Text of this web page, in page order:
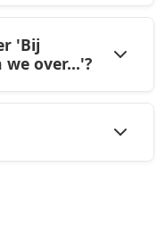
'Bij
over...'?